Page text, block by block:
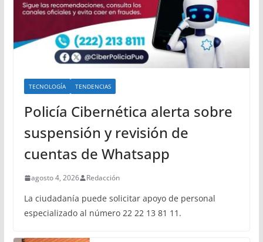
TECNOLOGÍA TENDENCIAS
Policía Cibernética alerta sobre
suspensión y revisión de
cuentas de Whatsapp
agosto 4, 2026 Redacción
La ciudadanía puede solicitar apoyo de personal
especializado al número 22 22 13 81 11.